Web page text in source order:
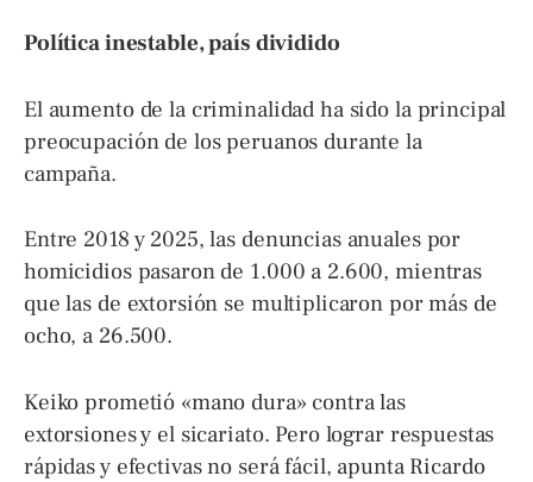
Política inestable, país dividido
El aumento de la criminalidad ha sido la principal
preocupación de los peruanos durante la
campaña.
Entre 2018 y 2025, las denuncias anuales por
homicidios pasaron de 1.000 a 2.600, mientras
que las de extorsión se multiplicaron por más de
ocho, a 26.500.
Keiko prometió «mano dura» contra las
extorsiones y el sicariato. Pero lograr respuestas
rápidas y efectivas no será fácil, apunta Ricardo